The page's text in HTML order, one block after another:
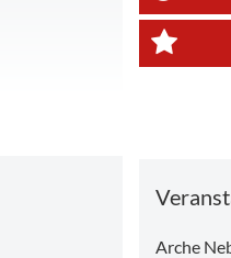
Arche